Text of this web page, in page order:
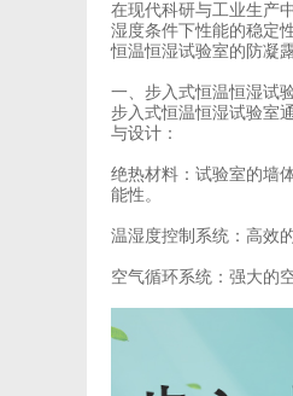
在现代科研与工业生产中
湿度条件下性能的稳定
恒温恒湿试验室的防凝
一、步入式恒温恒湿试
步入式恒温恒湿试验室
与设计：
绝热材料：试验室的墙
能性。
温湿度控制系统：高效
空气循环系统：强大的